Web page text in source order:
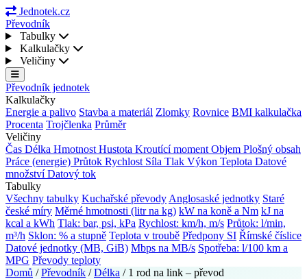
Jednotek.cz
Převodník
Tabulky
Kalkulačky
Veličiny
Převodník jednotek
Kalkulačky
Energie a palivo Stavba a materiál Zlomky Rovnice BMI kalkulačka
Procenta Trojčlenka Průměr
Veličiny
Čas Délka Hmotnost Hustota Kroutící moment Objem Plošný obsah
Práce (energie) Průtok Rychlost Síla Tlak Výkon Teplota Datové
množstvíDatový tok
Tabulky
Všechny tabulky Kuchařské převody Anglosaské jednotky Staré
české míry Měrné hmotnosti (litr na kg) kW na koně a Nm kJ na
kcal a kWh Tlak: bar, psi, kPa Rychlost: km/h, m/s Průtok: l/min,
m³/h Sklon: % a stupně Teplota v troubě Předpony SI Římské číslice
Datové jednotky (MB, GiB) Mbps na MB/s Spotřeba: l/100 km a
MPG Převody teploty
Domů / Převodník / Délka / 1 rod na link – převod